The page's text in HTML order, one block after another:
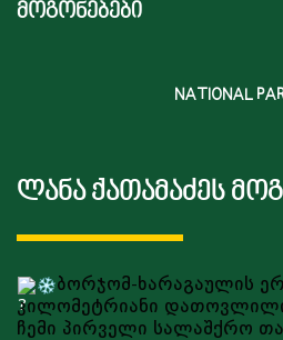
ᲛᲝᲒᲝᲜᲔᲑᲔᲑᲘ
NATIONAL
ლანა ქათამაძეს
ბორჯომ-ხარაგაულის
კილომეტრიანი
ჩემი პირველი სალაშქრო